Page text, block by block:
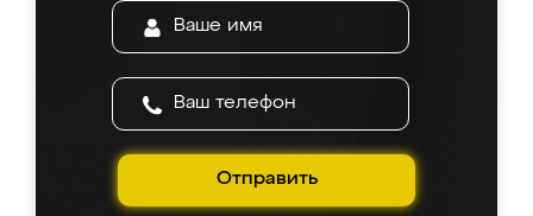
Отправить